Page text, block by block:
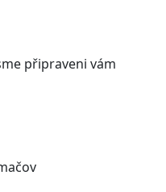
připraveni vám